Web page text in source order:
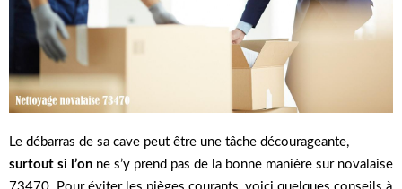
Le débarras de sa cave peut être une tâche décourageante,
surtout si l’on ne s’y prend pas de la bonne manière sur novalaise